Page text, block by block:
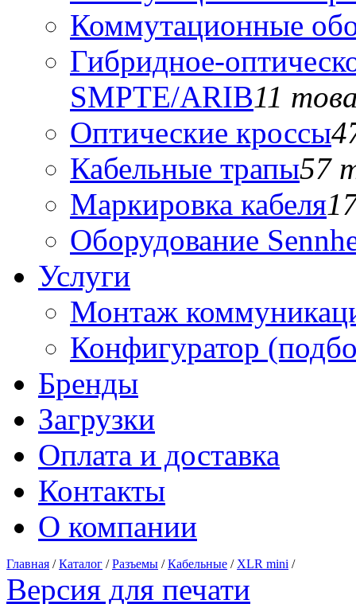
Коммутационные
Гибридное-
SMPTE/ARIB11
Оптические кроссы
Кабельные трапы57
Маркировка кабеля
Оборудование
Услуги
Монтаж
Конфигуратор
Бренды
Загрузки
Оплата и доставка
Контакты
О компании
Главная /Каталог /Разъемы /Кабельные / XLR mini /
Версия для печати